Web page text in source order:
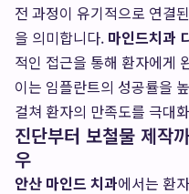
전 과정이 유기적으로 연결
을 의미합니다. 마인드치과
적인 접근을 통해 환자에게
이는 임플란트의 성공률을
걸쳐 환자의 만족도를 극대
진단부터 보철물 제작
우
안산 마인드 치과에서는 환